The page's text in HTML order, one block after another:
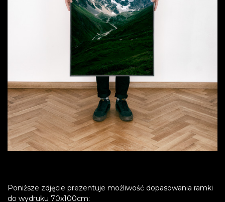
Poniższe zdjęcie prezentuje możliwość dopasowania ramki
do wydruku 70x100cm: